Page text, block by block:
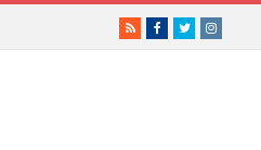
RSSFacebook
TwitterInstagram